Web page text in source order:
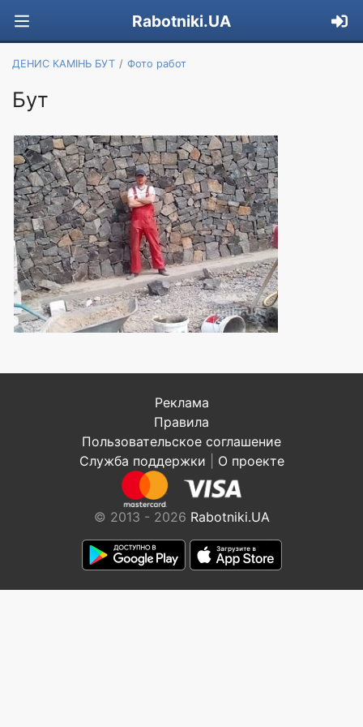
Rabotniki.UA
ДЕНИС КАМІНЬ БУТ Фото работ
Бут
Реклама
Правила
Пользовательское соглашение
Служба поддержки
О проекте
© 2013 - 2026 Rabotniki.UA